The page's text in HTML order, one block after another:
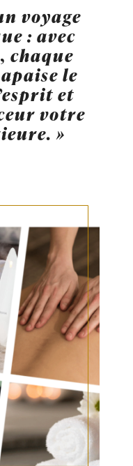
voyage
: avec
chaque
le
et
votre
»